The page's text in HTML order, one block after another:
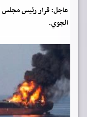
عاجل: قرار رئيس مجلس
الجوي.